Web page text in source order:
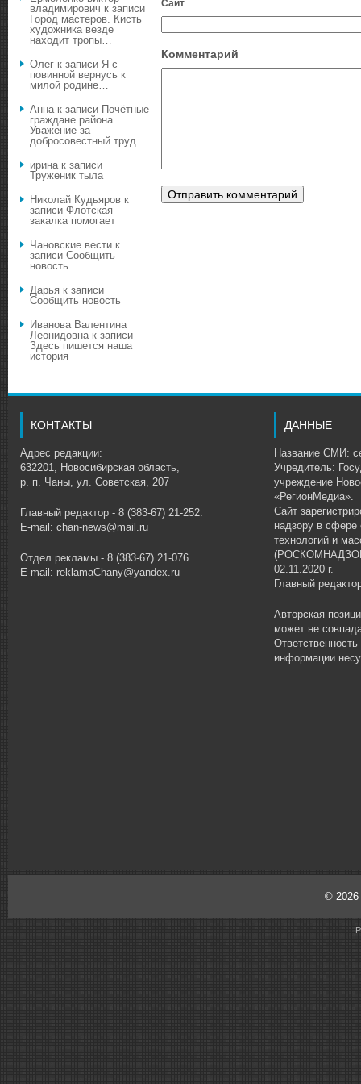
Сайт
Комментарий
владимирович к записи
Город мастеров. Кисть
художника везде
находит тропы…
Олег к записи Я с
повинной вернусь к
милой родине…
Аннак записи Почётные
граждане района.
Уважение за
добросовестный труд
иринак записи
Труженик тыла
Николай Кудьяров к
записи Флотская
закалка помогает
Чановские вести к
записи Сообщить
новость
Дарья к записи
Сообщить новость
Иванова Валентина
Леонидовнак записи
Здесь пишется наша
история
КОНТАКТЫ
Адрес редакции:
632201, Новосибирская область,
р. п. Чаны, ул. Советская, 207
Главный редактор - 8 (383-67) 21-252.
E-mail: chan-news@mail.ru
Отдел рекламы - 8 (383-67) 21-076.
E-mail: reklamaChany@yandex.ru
ДАННЫЕ
Название СМИ:
Учредитель:
учреждение
«РегионМедиа».
Сайт
надзору в
технологий и
02.11.2020 г.
Главный
Авторская
может не
информации
© 2026